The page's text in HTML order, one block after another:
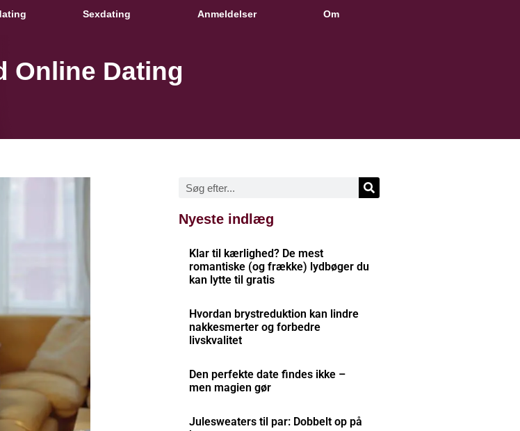
Sexdating Anmeldelser Om
Online Dating
Nyeste indlæg
Klar til kærlighed? De mest
romantiske (og frække) lydbøger du
kan lytte til gratis
Hvordan brystreduktion kan lindre
nakkesmerter og forbedre
livskvalitet
Den perfekte date findes ikke –
men magien gør
Julesweaters til par: Dobbelt op på